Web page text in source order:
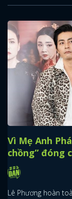
Vì Mẹ Anh
chồng” đóng
Lê Phương hoàn